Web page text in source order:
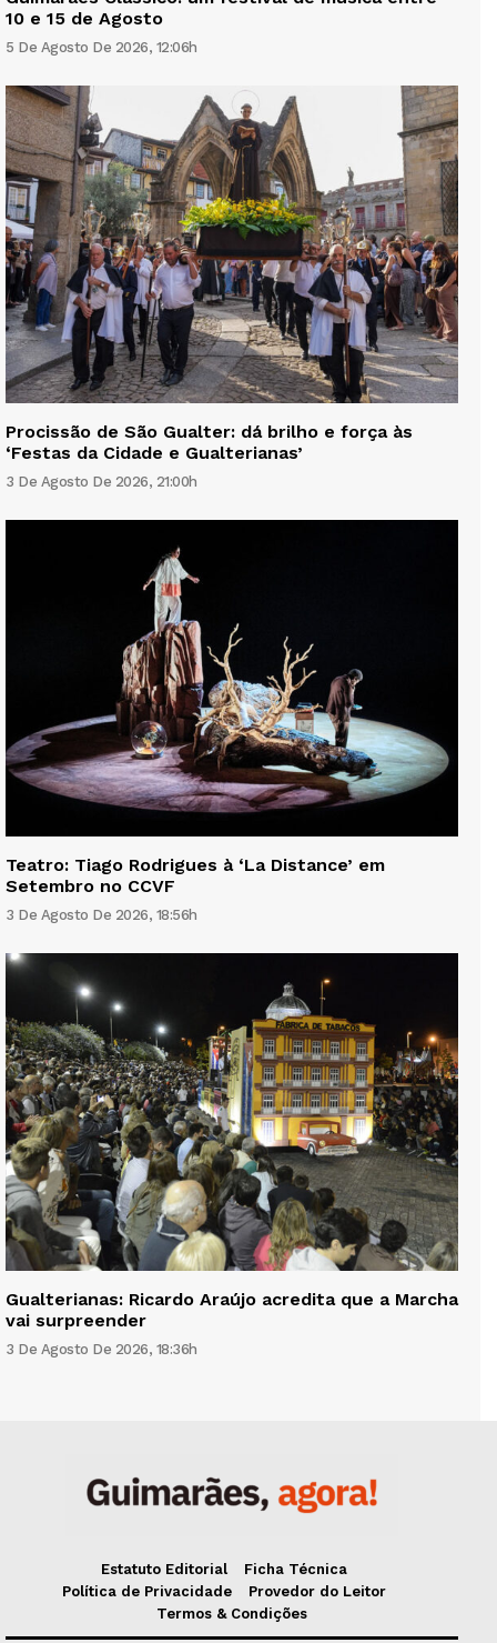
10 e 15 de Agosto
5 De Agosto De 2026, 12:06h
Procissão de São Gualter: dá brilho e força às
‘Festas da Cidade e Gualterianas’
3 De Agosto De 2026, 21:00h
Teatro: Tiago Rodrigues à ‘La Distance’ em
Setembro no CCVF
3 De Agosto De 2026, 18:56h
Gualterianas: Ricardo Araújo acredita que a Marcha
vai surpreender
3 De Agosto De 2026, 18:36h
Estatuto Editorial
Ficha Técnica
Política de Privacidade
Provedor do Leitor
Termos & Condições